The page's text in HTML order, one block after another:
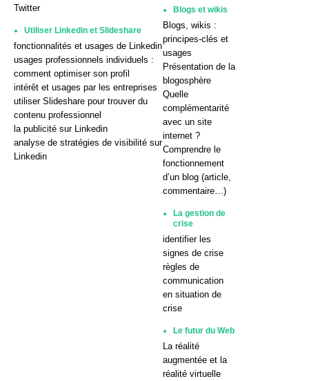
Twitter
Utiliser Linkedin et Slideshare
fonctionnalités et usages de Linkedin
usages professionnels individuels :
comment optimiser son profil
intérêt et usages par les entreprises
utiliser Slideshare pour trouver du
contenu professionnel
la publicité sur Linkedin
analyse de stratégies de visibilité sur
Linkedin
Blogs et wikis
Blogs, wikis :
principes-clés et
usages
Présentation de la
blogosphère
Quelle
complémentarité
avec un site
internet ?
Comprendre le
fonctionnement
d’un blog (article,
commentaire…)
La gestion de
crise
identifier les
signes de crise
règles de
communication
en situation de
crise
Le futur du Web
La réalité
augmentée et la
réalité virtuelle